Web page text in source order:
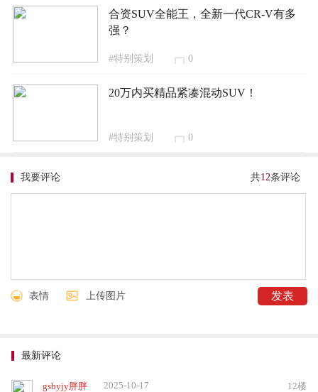
合资SUV全能王，全新一代CR-V有多
强？
#特别策划 0
20万内买精品紧凑混动SUV！
#特别策划 0
共12条评论
我要评论
表情 上传图片
最新评论
gsbyjy胖胖 2025-10-17
12楼